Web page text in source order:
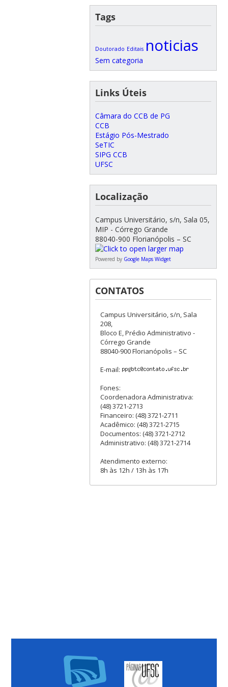
Tags
Doutorado Editais noticias
Sem categoria
Links Úteis
Câmara do CCB de PG
CCB
Estágio Pós-Mestrado
SeTIC
SIPG CCB
UFSC
Localização
Campus Universitário, s/n, Sala 05,
MIP - Córrego Grande
88040-900 Florianópolis – SC
Powered by Google Maps Widget
CONTATOS
Campus Universitário, s/n, Sala
208,
Bloco E, Prédio Administrativo -
Córrego Grande
88040-900 Florianópolis – SC
E-mail:
Fones:
Coordenadora Administrativa:
(48) 3721-2713
Financeiro: (48) 3721-2711
Acadêmico: (48) 3721-2715
Documentos: (48) 3721-2712
Administrativo: (48) 3721-2714
Atendimento externo:
8h às 12h / 13h às 17h